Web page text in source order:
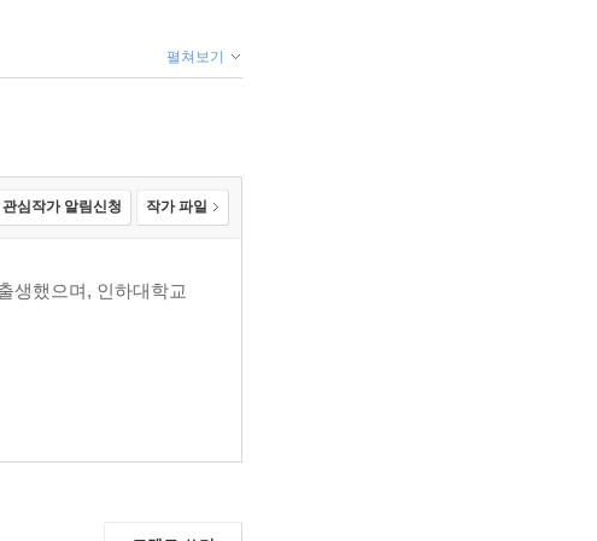
펼쳐보기
관심작가 알림신청 작가 파일
생했으며, 인하대학교